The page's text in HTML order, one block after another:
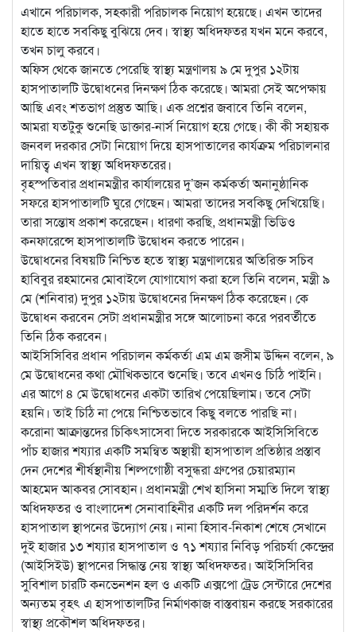
এখানে পরিচালক, সহকারী পরিচালক নিয়োগ হয়েছে। এখন তাদের
হাতে হাতে সবকিছু বুঝিয়ে দেব। স্বাস্থ্য অধিদফতর যখন মনে করবে,
তখন চালু করবে।
অফিস থেকে জানতে পেরেছি স্বাস্থ্য মন্ত্রণালয় ৯ মে দুপুর ১২টায়
হাসপাতালটি উদ্বোধনের দিনক্ষণ ঠিক করেছে। আমরা সেই অপেক্ষায়
আছি এবং শতভাগ প্রস্তুত আছি। এক প্রশ্নের জবাবে তিনি বলেন,
আমরা যতটুকু শুনেছি ডাক্তার-নার্স নিয়োগ হয়ে গেছে। কী কী সহায়ক
জনবল দরকার সেটা নিয়োগ দিয়ে হাসপাতালের কার্যক্রম পরিচালনার
দায়িত্ব এখন স্বাস্থ্য অধিদফতরের।
বৃহস্পতিবার প্রধানমন্ত্রীর কার্যালয়ের দু’জন কর্মকর্তা অনানুষ্ঠানিক
সফরে হাসপাতালটি ঘুরে গেছেন। আমরা তাদের সবকিছু দেখিয়েছি।
তারা সন্তোষ প্রকাশ করেছেন। ধারণা করছি, প্রধানমন্ত্রী ভিডিও
কনফারেন্সে হাসপাতালটি উদ্বোধন করতে পারেন।
উদ্বোধনের বিষয়টি নিশ্চিত হতে স্বাস্থ্য মন্ত্রণালয়ের অতিরিক্ত সচিব
হাবিবুর রহমানের মোবাইলে যোগাযোগ করা হলে তিনি বলেন, মন্ত্রী ৯
মে (শনিবার) দুপুর ১২টায় উদ্বোধনের দিনক্ষণ ঠিক করেছেন। কে
উদ্বোধন করবেন সেটা প্রধানমন্ত্রীর সঙ্গে আলোচনা করে পরবর্তীতে
তিনি ঠিক করবেন।
আইসিসিবির প্রধান পরিচালন কর্মকর্তা এম এম জসীম উদ্দিন বলেন, ৯
মে উদ্বোধনের কথা মৌখিকভাবে শুনেছি। তবে এখনও চিঠি পাইনি।
এর আগে ৪ মে উদ্বোধনের একটা তারিখ পেয়েছিলাম। তবে সেটা
হয়নি। তাই চিঠি না পেয়ে নিশ্চিতভাবে কিছু বলতে পারছি না।
করোনা আক্রান্তদের চিকিৎসাসেবা দিতে সরকারকে আইসিসিবিতে
পাঁচ হাজার শয্যার একটি সমন্বিত অস্থায়ী হাসপাতাল প্রতিষ্ঠার প্রস্তাব
দেন দেশের শীর্ষস্থানীয় শিল্পগোষ্ঠী বসুন্ধরা গ্রুপের চেয়ারম্যান
আহমেদ আকবর সোবহান। প্রধানমন্ত্রী শেখ হাসিনা সম্মতি দিলে স্বাস্থ্য
অধিদফতর ও বাংলাদেশ সেনাবাহিনীর একটি দল পরিদর্শন করে
হাসপাতাল স্থাপনের উদ্যোগ নেয়। নানা হিসাব-নিকাশ শেষে সেখানে
দুই হাজার ১৩ শয্যার হাসপাতাল ও ৭১ শয্যার নিবিড় পরিচর্যা কেন্দ্রের
(আইসিইউ) স্থাপনের সিদ্ধান্ত নেয় স্বাস্থ্য অধিদফতর। আইসিসিবির
সুবিশাল চারটি কনভেনশন হল ও একটি এক্সপো ট্রেড সেন্টারে দেশের
অন্যতম বৃহৎ এ হাসপাতালটির নির্মাণকাজ বাস্তবায়ন করছে সরকারের
স্বাস্থ্য প্রকৌশল অধিদফতর।